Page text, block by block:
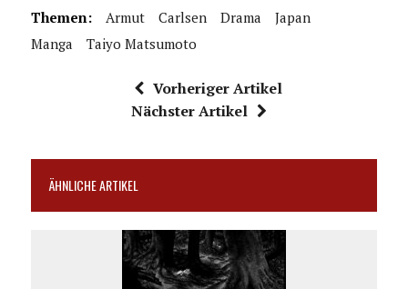
Themen: Armut Carlsen Drama
Japan
Manga
Taiyo Matsumoto
Vorheriger Artikel
Nächster Artikel
ÄHNLICHE ARTIKEL